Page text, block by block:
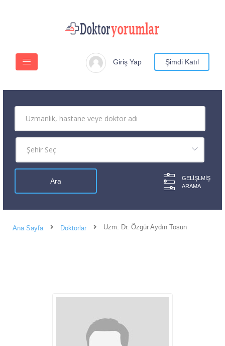
Giriş Yap Şimdi Katıl
GELIŞLMIŞ
ARAMA
Ana Sayfa Doktorlar Uzm. Dr. Özgür Aydın Tosun